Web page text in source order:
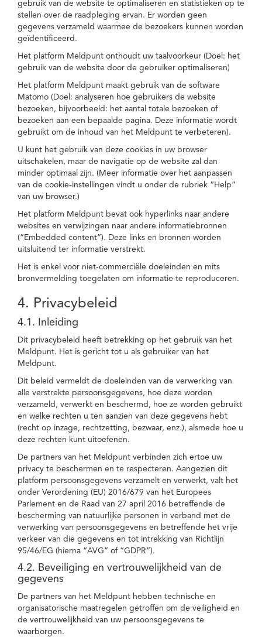
gebruik van de website te optimaliseren en statistieken op te
stellen over de raadpleging ervan. Er worden geen
gegevens verzameld waarmee de bezoekers kunnen worden
geïdentificeerd.
Het platform Meldpunt onthoudt uw taalvoorkeur (Doel: het
gebruik van de website door de gebruiker optimaliseren)
Het platform Meldpunt maakt gebruik van de software
Matomo (Doel: analyseren hoe gebruikers de website
bezoeken, bijvoorbeeld: het aantal totale bezoeken of
bezoeken aan een bepaalde pagina. Deze informatie wordt
gebruikt om de inhoud van het Meldpunt te verbeteren).
U kunt het gebruik van deze cookies in uw browser
uitschakelen, maar de navigatie op de website zal dan
minder optimaal zijn. (Meer informatie over het aanpassen
van de cookie-instellingen vindt u onder de rubriek “Help”
van uw browser.)
Het platform Meldpunt bevat ook hyperlinks naar andere
websites en verwijzingen naar andere informatiebronnen
(“Embedded content”). Deze links en bronnen worden
uitsluitend ter informatie verstrekt.
Het is enkel voor niet-commerciële doeleinden en mits
bronvermelding toegelaten om informatie te reproduceren.
4. Privacybeleid
4.1. Inleiding
Dit privacybeleid heeft betrekking op het gebruik van het
Meldpunt. Het is gericht tot u als gebruiker van het
Meldpunt.
Dit beleid vermeldt de doeleinden van de verwerking van
alle verstrekte persoonsgegevens, hoe deze worden
verzameld, verwerkt en beschermd, hoe ze worden gebruikt
en welke rechten u ten aanzien van deze gegevens hebt
(recht op inzage, rechtzetting, bezwaar, enz.), alsmede hoe u
deze rechten kunt uitoefenen.
De partners van het Meldpunt verbinden zich ertoe uw
privacy te beschermen en te respecteren. Aangezien dit
platform persoonsgegevens verzamelt en verwerkt, valt het
onder Verordening (EU) 2016/679 van het Europees
Parlement en de Raad van 27 april 2016 betreffende de
bescherming van natuurlijke personen in verband met de
verwerking van persoonsgegevens en betreffende het vrije
verkeer van die gegevens en tot intrekking van Richtlijn
95/46/EG (hierna “AVG” of “GDPR”).
4.2. Beveiliging en vertrouwelijkheid van de
gegevens
De partners van het Meldpunt hebben technische en
organisatorische maatregelen getroffen om de veiligheid en
de vertrouwelijkheid van uw persoonsgegevens te
waarborgen.